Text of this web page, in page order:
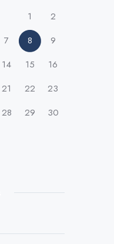
1
2
7 8
9
14 15
16
21 22
23
28 29
30